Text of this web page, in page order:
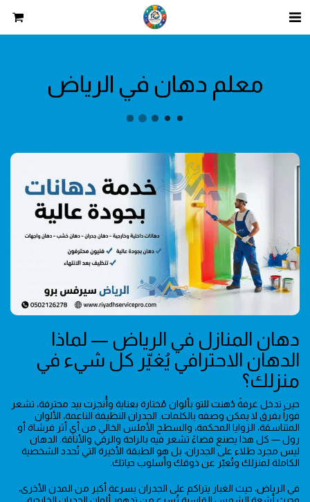
معلم دهان في الرياض
دهان المنازل في الرياض — لماذا
الدهان الاحترافي يُغيّر كل شيء في
منزلك؟
حين تدخل غرفةً دُهنت للتو بألوان مُختارة بعناية وأُنجزت بيد محترفة، تشعر
فوراً بفرق لا يمكن وصفه بالكلمات. الجدران النظيفة الناعمة، الألوان
المتناسقة، الزوايا المحكمة، والسطح الأملس الخالي من أي أثر فرشاة أو
رول — كل هذا يصنع فضاءً تشعر فيه بالراحة والرقي والأناقة. الدهان
ليس مجرد طلاء على الجدران، بل هو الطبقة الأخيرة التي تُحدد الشخصية
الكاملة لمنزلك وتُعبّر عن ذوقك وأسلوب حياتك.
في الرياض، حيث الغبار يتراكم على الجدران بسرعة أكبر من المدن الأخرى،